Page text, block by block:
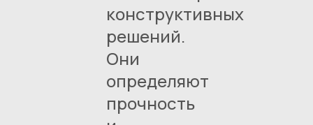
конструктивных
решений.
Они
определяют
прочность